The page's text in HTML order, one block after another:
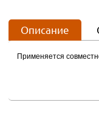
Описание
Применяется